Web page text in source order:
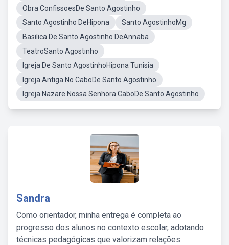
Obra ConfissoesDe Santo Agostinho
Santo Agostinho DeHipona
Santo AgostinhoMg
Basilica De Santo Agostinho DeAnnaba
TeatroSanto Agostinho
Igreja De Santo AgostinhoHipona Tunisia
Igreja Antiga No CaboDe Santo Agostinho
Igreja Nazare Nossa Senhora CaboDe Santo Agostinho
Sandra
Como orientador, minha entrega é completa ao
progresso dos alunos no contexto escolar, adotando
técnicas pedagógicas que valorizam relações